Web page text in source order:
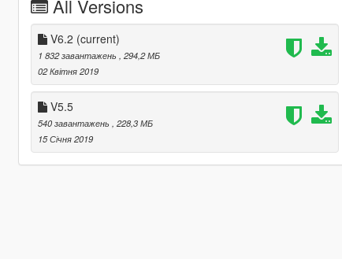
All Versions
V6.2 (current)
1 832 завантажень
, 294,2 МБ
02 Квітня 2019
V5.5
540 завантажень
, 228,3 МБ
15 Січня 2019